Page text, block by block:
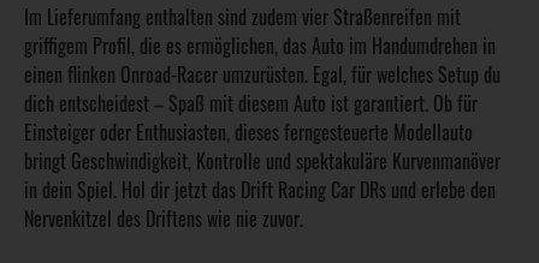
Im Lieferumfang enthalten sind zudem vier Straßenreifen mit
griffigem Profil, die es ermöglichen, das Auto im Handumdrehen in
einen flinken Onroad-Racer umzurüsten. Egal, für welches Setup du
dich entscheidest – Spaß mit diesem Auto ist garantiert. Ob für
Einsteiger oder Enthusiasten, dieses ferngesteuerte Modellauto
bringt Geschwindigkeit, Kontrolle und spektakuläre Kurvenmanöver
in dein Spiel. Hol dir jetzt das Drift Racing Car DRs und erlebe den
Nervenkitzel des Driftens wie nie zuvor.